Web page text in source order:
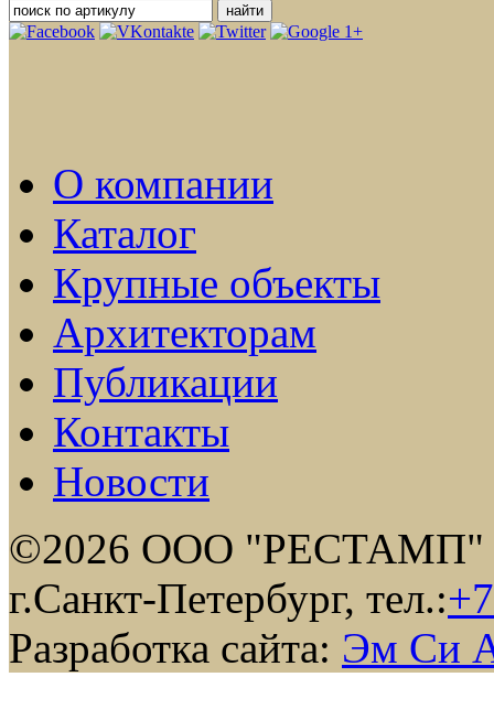
О компании
Каталог
Крупные объекты
Архитекторам
Публикации
Контакты
Новости
©2026 ООО "РЕСТАМП"
г.Санкт-Петербург, тел.:
Разработка сайта: Эм Си